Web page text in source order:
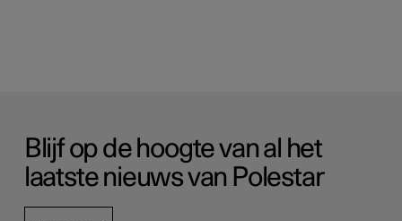
Blijf op de hoogte van al het
laatste nieuws van Polestar